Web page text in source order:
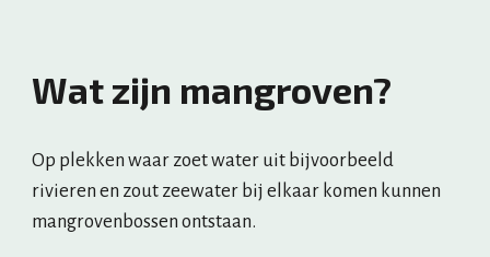
Wat zijn mangroven?
Op plekken waar zoet water uit bijvoorbeeld
rivieren en zout zeewater bij elkaar komen kunnen
mangrovenbossen ontstaan.